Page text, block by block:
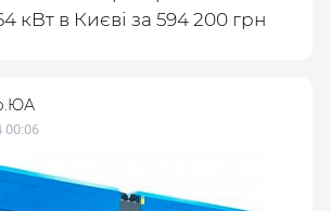
кBт в Києві за 594 200 грн
00:06